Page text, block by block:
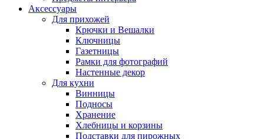
Аксессуары
Для прихожей
Крючки и Вешалки
Ключницы
Газетницы
Рамки для фотографий
Настенные декор
Для кухни
Винницы
Подносы
Хранение
Хлебницы и корзины
Подставки для пирожных